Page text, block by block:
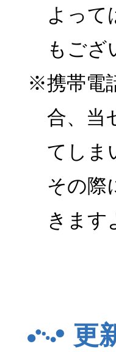
よって
もござ
※携帯電
合、当
てしま
その際
きます
更